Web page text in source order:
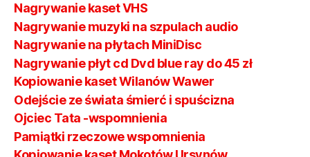
Nagrywanie kaset VHS
Nagrywanie muzyki na szpulach audio
Nagrywanie na płytach MiniDisc
Nagrywanie płyt cd Dvd blue ray do 45 zł
Kopiowanie kaset Wilanów Wawer
Odejście ze świata śmierć i spuścizna
Ojciec Tata -wspomnienia
Pamiątki rzeczowe wspomnienia